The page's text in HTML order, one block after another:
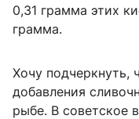
0,31 грамма этих
грамма.
Хочу подчеркнуть,
добавления
рыбе. В советское